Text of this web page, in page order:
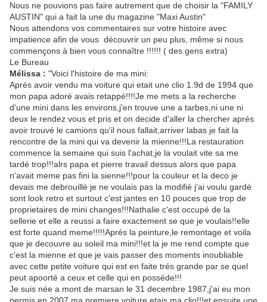
Nous ne pouvions pas faire autrement que de choisir la "FAMILY
AUSTIN" qui a fait la une du magazine "Maxi Austin"
Nous attendons vos commentaires sur votre histoire avec
impatience afin de vous découvrir un peu plus, même si nous
commençons à bien vous connaître !!!!!! ( des gens extra)
Le Bureau
Mélissa : "Voici l'histoire de ma mini:
Aprés avoir vendu ma voiture qui etait une clio 1.9d de 1994 que
mon papa adoré avais retappé!!!!Je me mets a la recherche
d'une mini dans les environs,j'en trouve une a tarbes,ni une ni
deux le rendez vous et pris et on decide d'aller la chercher aprés
avoir trouvé le camions qu'il nous fallait,arriver labas je fait la
rencontre de la mini qui va devenir la mienne!!!La restauration
commence la semaine qui suis l'achat,je la voulait vite sa me
tardé trop!!!alrs papa et pierre travail dessus alors que papa
n'avait meme pas fini la sienne!!!pour la couleur et la deco je
devais me debrouillé je ne voulais pas la modifié j'ai voulu gardé
sont look retro et surtout c'est jantes en 10 pouces que trop de
proprietaires de mini changes!!!Nathalie c'est occupé de la
sellerie et elle a reussi a faire exactement se que je voulais!!elle
est forte quand meme!!!!!Aprés la peinture,le remontage et voila
que je decouvre au soleil ma mini!!!et la je me rend compte que
c'est la mienne et que je vais passer des moments inoubliable
avec cette petite voiture qui est en faite trés grande par se quel
peut apoorté a ceux et celle qui en posséde!!!
Je suis née a mont de marsan le 31 decembre 1987,j'ai eu mon